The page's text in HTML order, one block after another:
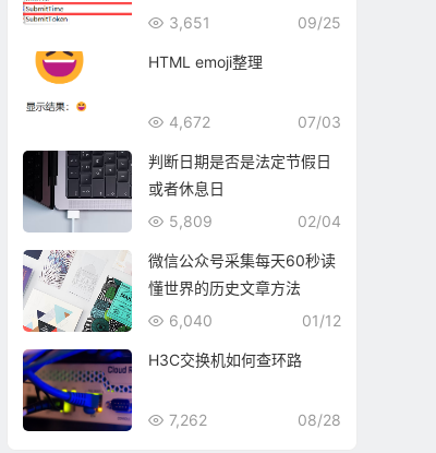
09/25
3,651
HTML emoji整理
07/03
4,672
判断日期是否是法定节假日
或者休息日
02/04
5,809
微信公众号采集每天60秒读
懂世界的历史文章方法
01/12
6,040
H3C交换机如何查环路
08/28
7,262